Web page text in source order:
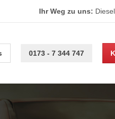
Ihr Weg zu uns:
0173 - 7 344 747